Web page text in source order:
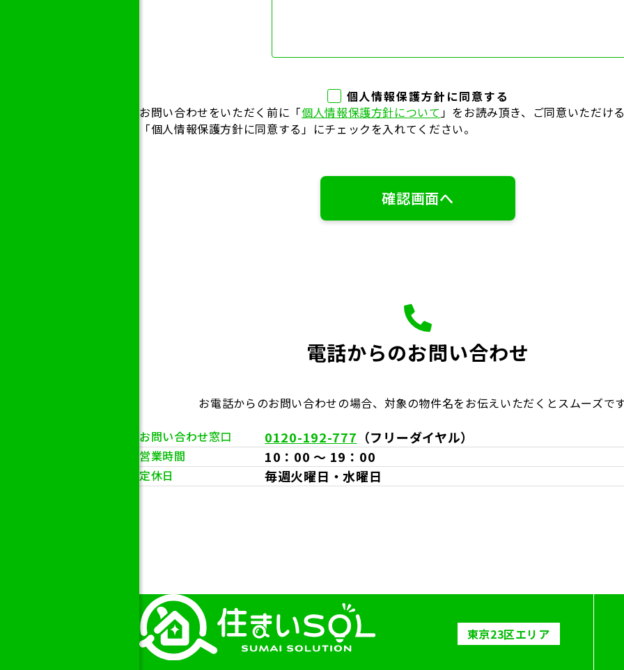
個人情報保護方針に同意する
お問い合わせをいただく前に「個人情報保護方針について」をお読み頂き、ご同意いただけ
「個人情報保護方針に同意する」にチェックを入れてください。
確認画面へ
電話からのお問い合わせ
お電話からのお問い合わせの場合、対象の物件名をお伝えいただくとスムーズです
お問い合わせ窓口
0120-192-777 （フリーダイヤル）
営業時間 10：00 〜 19：00
定休日 毎週火曜日・水曜日
東京23区エリア